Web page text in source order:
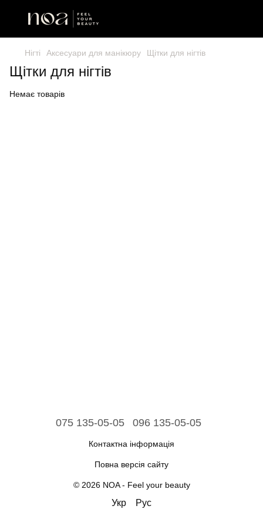
Нігті Аксесуари для манікюру Щітки для нігтів
Щітки для нігтів
Немає товарів
075 135-05-05 096 135-05-05
Контактна інформація
Повна версія сайту
© 2026 NOA - Feel your beauty
Укр Рус